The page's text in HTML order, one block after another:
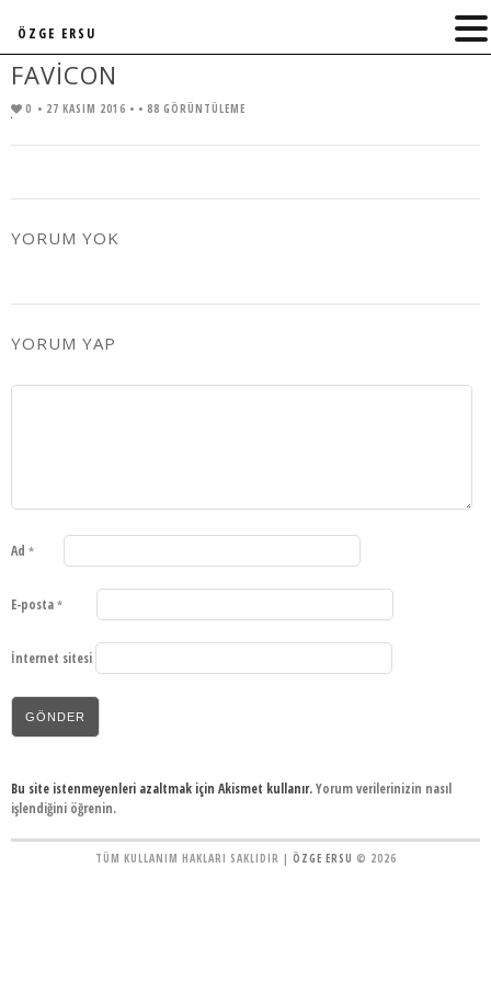
FAVICON
0 • 27 KASIM 2016 • • 88 GÖRÜNTÜLEME
YORUM YOK
YORUM YAP
Ad *
E-posta *
İnternet sitesi
Bu site istenmeyenleri azaltmak için Akismet kullanır.Yorum verilerinizin nasıl
işlendiğini öğrenin.
TÜM KULLANIM HAKLARI SAKLIDIR | ÖZGE ERSU © 2026
ÖZGE ERSU